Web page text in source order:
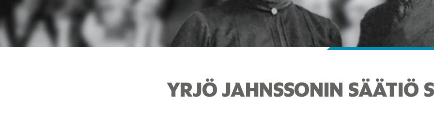
YRJÖ JAHNSSONIN SÄÄTIÖ